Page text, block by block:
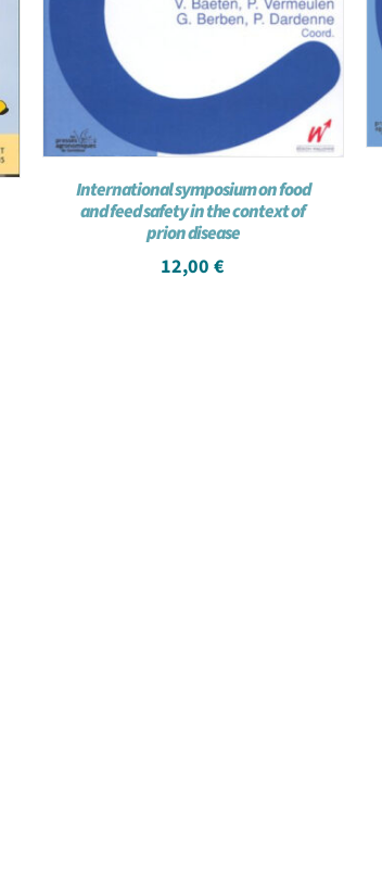
International symposium on food
and feed safety in the context of
prion disease
12,00€